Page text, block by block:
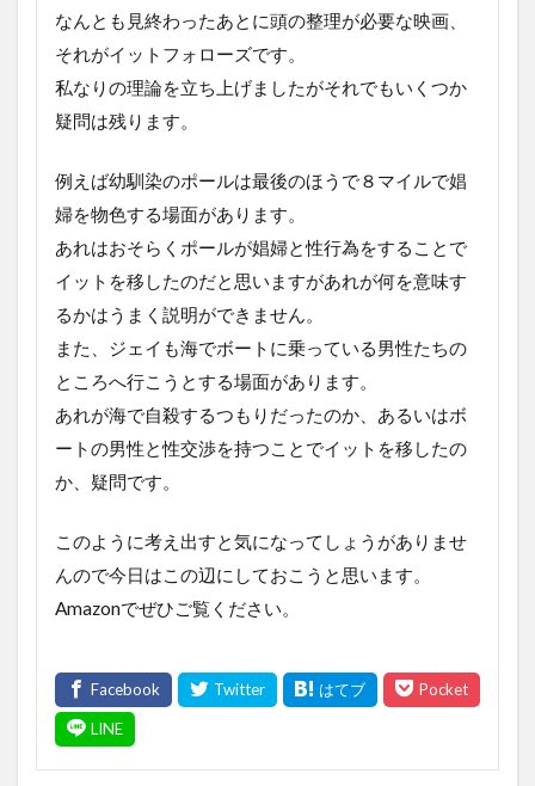
なんとも見終わったあとに頭の整理が必要な映画、
それがイットフォローズです。
私なりの理論を立ち上げましたがそれでもいくつか
疑問は残ります。
例えば幼馴染のポールは最後のほうで８マイルで娼
婦を物色する場面があります。
あれはおそらくポールが娼婦と性行為をすることで
イットを移したのだと思いますがあれが何を意味す
るかはうまく説明ができません。
また、ジェイも海でボートに乗っている男性たちの
ところへ行こうとする場面があります。
あれが海で自殺するつもりだったのか、あるいはボ
ートの男性と性交渉を持つことでイットを移したの
か、疑問です。
このように考え出すと気になってしょうがありませ
んので今日はこの辺にしておこうと思います。
Amazonでぜひご覧ください。